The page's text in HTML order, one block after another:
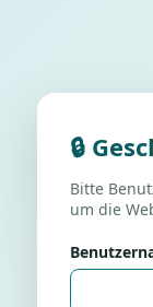
🔒
Bitte
um die